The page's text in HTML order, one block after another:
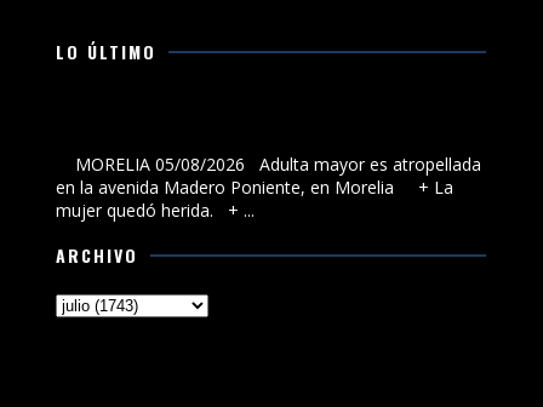
LO ÚLTIMO
MORELIA 05/08/2026 Adulta mayor es atropellada
en la avenida Madero Poniente, en Morelia + La
mujer quedó herida. + ...
ARCHIVO